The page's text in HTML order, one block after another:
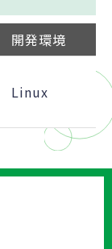
開発環境
Linux
C